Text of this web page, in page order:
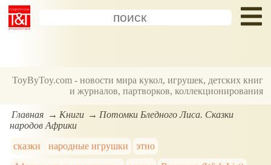
ToyByToy.com - новости мира кукол, игрушек, детских книг
и журналов, партворков, коллекционирования
Главная Книги
Потомки Бледного Лиса. Сказки
народов Африки
сказки
народные игрушки
этно